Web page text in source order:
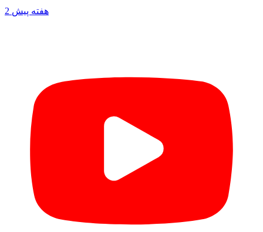
2 هفته پیش